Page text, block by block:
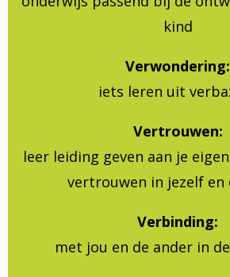
kind
Verwondering:
iets leren uit
Vertrouwen:
leer leiding geven aan je
vertrouwen in jezelf en
Verbinding:
met jou en de ander in